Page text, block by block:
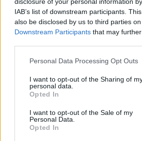
IAB’s list of downstream participants.
also be disclosed by us to third parties
Downstream Participants that may
Personal Data Processing Opt Outs
I want to opt-out of the Sharing of
personal data.
Opted In
I want to opt-out of the Sale of my
Personal Data.
Opted In
5 Αυγούστου 2026 16:56
Δημοφιλή αυτή την